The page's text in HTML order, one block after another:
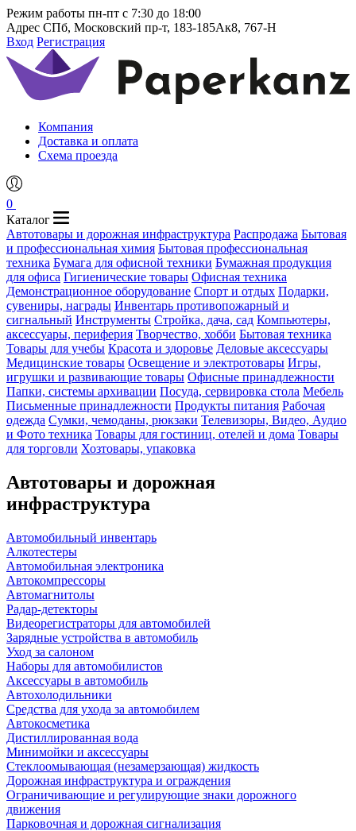
Режим работы пн-пт с 7:30 до 18:00
Адрес СПб, Московский пр-т, 183-185Ак8, 767-Н
Вход Регистрация
Компания
Доставка и оплата
Схема проезда
0
Каталог
Автотовары и дорожная инфраструктура Распродажа Бытовая
и профессиональная химия Бытовая профессиональная
техника Бумага для офисной техники Бумажная продукция
для офиса Гигиенические товары Офисная техника
Демонстрационное оборудование Спорт и отдых Подарки,
сувениры, награды Инвентарь противопожарный и
сигнальный Инструменты Стройка, дача, сад Компьютеры,
аксессуары, периферия Творчество, хобби Бытовая техника
Товары для учебы Красота и здоровье Деловые аксессуары
Медицинские товары Освещение и электротовары Игры,
игрушки и развивающие товары Офисные принадлежности
Папки, системы архивации Посуда, сервировка стола Мебель
Письменные принадлежности Продукты питания Рабочая
одежда Сумки, чемоданы, рюкзаки Телевизоры, Видео, Аудио
и Фото техника Товары для гостиниц, отелей и дома Товары
для торговли Хозтовары, упаковка
Автотовары и дорожная
инфраструктура
Автомобильный инвентарь
Алкотестеры
Автомобильная электроника
Автокомпрессоры
Автомагнитолы
Радар-детекторы
Видеорегистраторы для автомобилей
Зарядные устройства в автомобиль
Уход за салоном
Наборы для автомобилистов
Аксессуары в автомобиль
Автохолодильники
Средства для ухода за автомобилем
Автокосметика
Дистиллированная вода
Минимойки и аксессуары
Стеклоомывающая (незамерзающая) жидкость
Дорожная инфраструктура и ограждения
Ограничивающие и регулирующие знаки дорожного
движения
Парковочная и дорожная сигнализация